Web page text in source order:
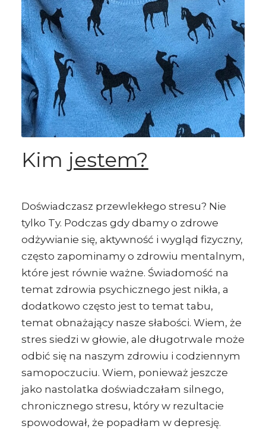
Kim jestem?
Doświadczasz przewlekłego stresu? Nie
tylko Ty. Podczas gdy dbamy o zdrowe
odżywianie się, aktywność i wygląd fizyczny,
często zapominamy o zdrowiu mentalnym,
które jest równie ważne. Świadomość na
temat zdrowia psychicznego jest nikła, a
dodatkowo często jest to temat tabu,
temat obnażający nasze słabości. Wiem, że
stres siedzi w głowie, ale długotrwale może
odbić się na naszym zdrowiu i codziennym
samopoczuciu. Wiem, ponieważ jeszcze
jako nastolatka doświadczałam silnego,
chronicznego stresu, który w rezultacie
spowodował, że popadłam w depresję.